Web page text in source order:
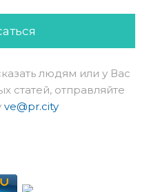
людям или у Вас
статей, отправляйте
ve@pr.city